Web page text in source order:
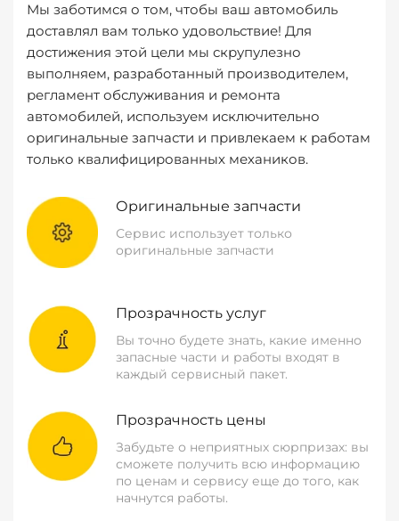
Мы заботимся о том, чтобы ваш автомобиль
доставлял вам только удовольствие! Для
достижения этой цели мы скрупулезно
выполняем, разработанный производителем,
регламент обслуживания и ремонта
автомобилей, используем исключительно
оригинальные запчасти и привлекаем к работам
только квалифицированных механиков.
Оригинальные запчасти
Сервис использует только
оригинальные запчасти
Прозрачность услуг
Вы точно будете знать, какие именно
запасные части и работы входят в
каждый сервисный пакет.
Прозрачность цены
Забудьте о неприятных сюрпризах: вы
сможете получить всю информацию
по ценам и сервису еще до того, как
начнутся работы.